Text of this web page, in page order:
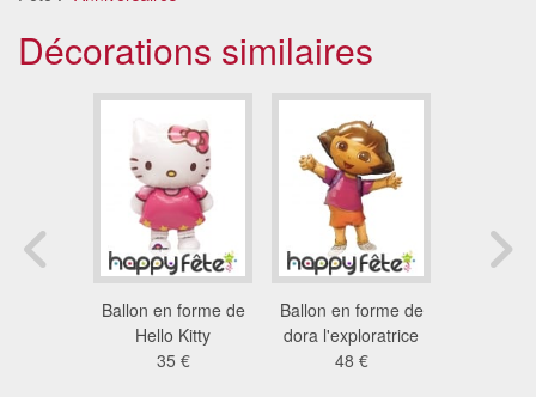
Décorations similaires
Ballon en forme de
Hello Kitty
35 €
Ballon en forme de
dora l'exploratrice
48 €